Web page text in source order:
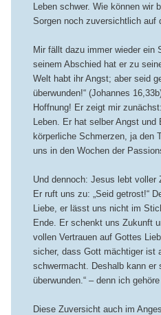
Leben schwer. Wie können wir
Sorgen noch zuversichtlich auf
Mir fällt dazu immer wieder ein
seinem Abschied hat er zu
Welt habt ihr Angst; aber seid
überwunden!“ (Johannes
Hoffnung! Er zeigt mir
Leben. Er hat selber Angst und
körperliche Schmerzen, ja den
uns in den Wochen der
Und dennoch: Jesus lebt voller
Er ruft uns zu: „Seid getrost!“
Liebe, er lässt uns nicht im
Ende. Er schenkt uns Zukunft
vollen Vertrauen auf Gottes
sicher, dass Gott mächtiger ist
schwermacht. Deshalb kann er
überwunden.“ – denn ich
Diese Zuversicht auch im